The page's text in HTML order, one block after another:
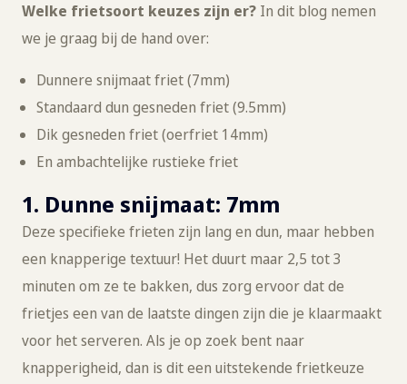
Welke frietsoort keuzes zijn er? In dit blog nemen
we je graag bij de hand over:
Dunnere snijmaat friet (7mm)
Standaard dun gesneden friet (9.5mm)
Dik gesneden friet (oerfriet 14mm)
En ambachtelijke rustieke friet
1. Dunne snijmaat: 7mm
Deze specifieke frieten zijn lang en dun, maar hebben
een knapperige textuur! Het duurt maar 2,5 tot 3
minuten om ze te bakken, dus zorg ervoor dat de
frietjes een van de laatste dingen zijn die je klaarmaakt
voor het serveren. Als je op zoek bent naar
knapperigheid, dan is dit een uitstekende frietkeuze